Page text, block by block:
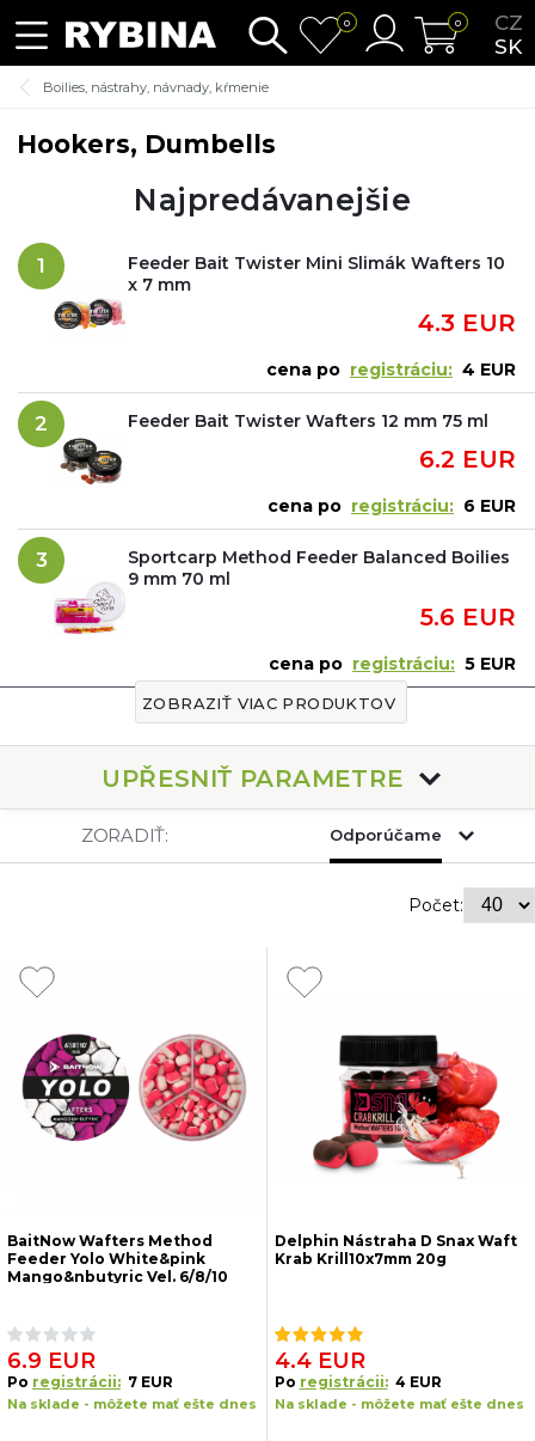
CZ
SK
0 0
Boilies, nástrahy, návnady, kŕmenie
Hookers, Dumbells
Najpredávanejšie
1
Feeder Bait Twister Mini Slimák Wafters 10
x 7 mm
4.3 EUR
cena po registráciu: 4 EUR
2 Feeder Bait Twister Wafters 12 mm 75 ml
6.2 EUR
cena po registráciu: 6 EUR
3
Sportcarp Method Feeder Balanced Boilies
9 mm 70 ml
5.6 EUR
cena po registráciu: 5 EUR
ZOBRAZIŤ VIAC PRODUKTOV
UPŘESNIŤ PARAMETRE
ZORADIŤ: Odporúčame
Počet:
BaitNow Wafters Method
Feeder Yolo White&pink
Mango&nbutyric Vel. 6/8/10
6.9 EUR
Po registrácii: 7 EUR
Na sklade - môžete mať ešte dnes
Delphin Nástraha D Snax Waft
Krab Krill10x7mm 20g
4.4 EUR
Po registrácii: 4 EUR
Na sklade - môžete mať ešte dnes